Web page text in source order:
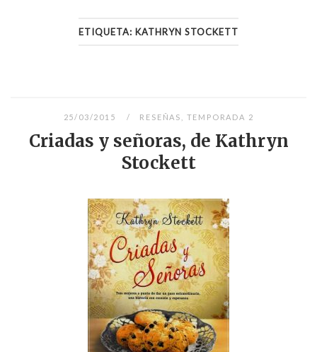
ETIQUETA: KATHRYN STOCKETT
25/03/2015 RESEÑAS TEMPORADA 2
Criadas y señoras, de Kathryn
Stockett